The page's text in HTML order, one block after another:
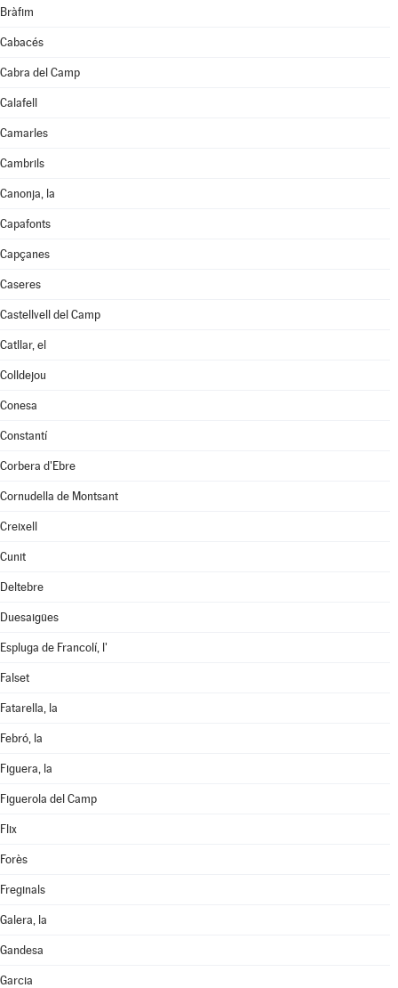
Bràfim
Cabacés
Cabra del Camp
Calafell
Camarles
Cambrils
Canonja, la
Capafonts
Capçanes
Caseres
Castellvell del Camp
Catllar, el
Colldejou
Conesa
Constantí
Corbera d'Ebre
Cornudella de Montsant
Creixell
Cunit
Deltebre
Duesaigües
Espluga de Francolí, l'
Falset
Fatarella, la
Febró, la
Figuera, la
Figuerola del Camp
Flix
Forès
Freginals
Galera, la
Gandesa
Garcia